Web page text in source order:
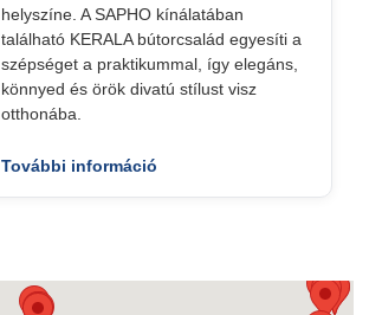
helyszíne. A SAPHO kínálatában
található KERALA bútorcsalád egyesíti a
szépséget a praktikummal, így elegáns,
könnyed és örök divatú stílust visz
otthonába.
További információ